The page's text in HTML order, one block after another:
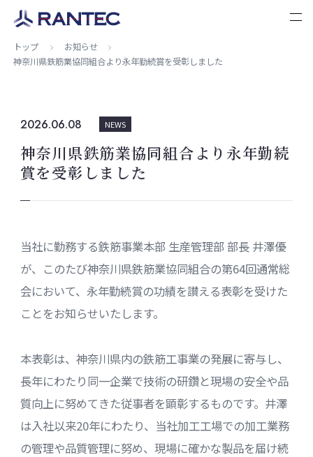
トップ
お知らせ
神奈川県鉄筋業協同組合より永年勤続賞を受彰しました
2026.06.08 NEWS
神奈川県鉄筋業協同組合より永年勤続
賞を受彰しました
当社に勤務する鉄筋事業本部 生産管理部 部長 井澤優
が、このたび神奈川県鉄筋業協同組合の第64回通常総
会において、永年勤続賞の功績を讃える表彰を受けた
ことをお知らせいたします。
本表彰は、神奈川県内の鉄筋工事業の発展に寄与し、
長年にわたり同一企業で技術の研鑽と現場の安全や品
質向上に努めてきた従事者を顕彰するものです。井澤
は入社以来20年にわたり、当社加工工場での加工業務
の管理や品質管理に努め、現場に確かな製品を届け続